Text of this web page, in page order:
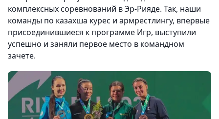
комплексных соревнований в Эр-Рияде. Так, наши
команды по казахша курес и армрестлингу, впервые
присоединившиеся к программе Игр, выступили
успешно и заняли первое место в командном
зачете.